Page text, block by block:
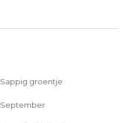
Sappig groentje
September